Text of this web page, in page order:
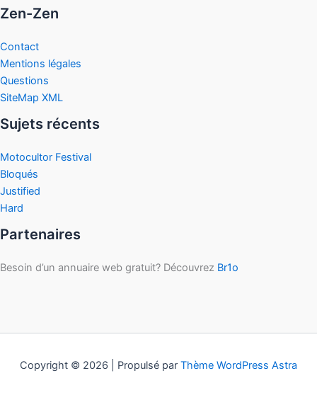
Zen-Zen
Contact
Mentions légales
Questions
SiteMap XML
Sujets récents
Motocultor Festival
Bloqués
Justified
Hard
Partenaires
Besoin d’un annuaire web gratuit? Découvrez Br1o
Copyright © 2026 | Propulsé par Thème WordPress Astra